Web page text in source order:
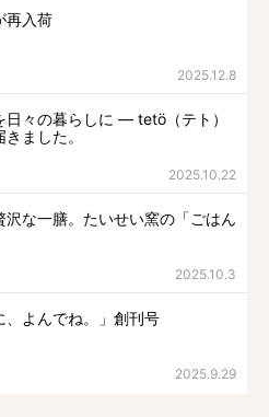
再入荷
2025.12.8
日々の暮らしに ― tetö（テト）
ました。
2025.10.22
沢な一膳。たいせい窯の「ごはん
2025.10.3
、よんでね。」創刊号
2025.9.29